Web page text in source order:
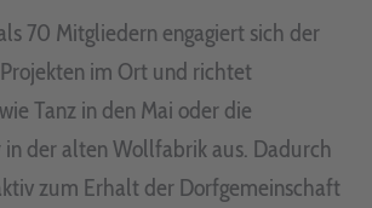
70 Mitgliedern engagiert sich der
im Ort und richtet
Tanz in den Mai oder die
der alten Wollfabrik aus. Dadurch
zum Erhalt der Dorfgemeinschaft